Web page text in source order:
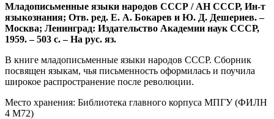
Младописьменные языки народов СССР / АН СССР, Ин-т
языкознания; Отв. ред. Е. А. Бокарев и Ю. Д. Дешериев. –
Москва; Ленинград: Издательство Академии наук СССР,
1959. – 503 с. – На рус. яз.
В книге младописьменные языки народов СССР. Сборник
посвящен языкам, чья письменность оформилась и поучила
широкое распространение после революции.
Место хранения: Библиотека главного корпуса МПГУ (ФИЛН
4 М72)